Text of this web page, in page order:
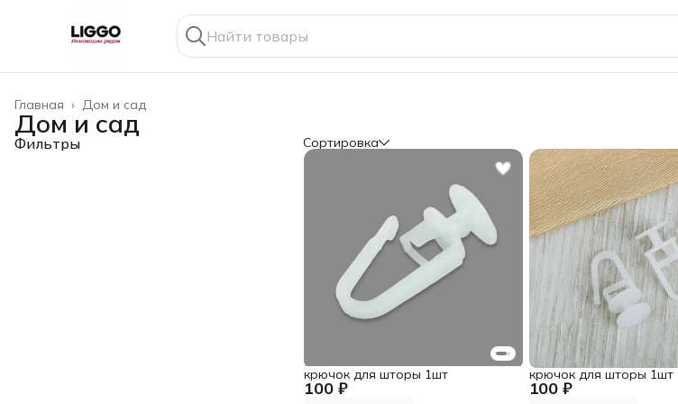
Дом и сад
Главная ›
Дом и сад
Фильтры Сортировка
100 ₽
крючок для шторы 1шт
100 ₽
крючок для шторы 1шт